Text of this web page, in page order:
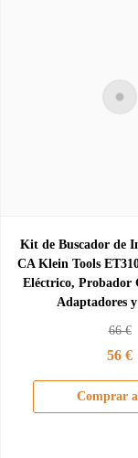
Kit de Buscador de
CA Klein Tools
Eléctrico, Probador
Adaptadores
66€
56 €
Comprar